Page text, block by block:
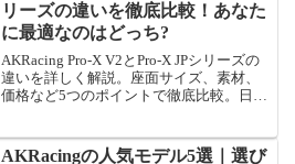
リーズの違いを徹底比較！あなた
に最適なのはどっち?
AKRacing Pro-X V2とPro-X JPシリーズの
違いを詳しく解説。座面サイズ、素材、
価格など5つのポイントで徹底比較。日本
ーミングチェアを選びましょう。
AKRacingの人気モデル5選｜選び